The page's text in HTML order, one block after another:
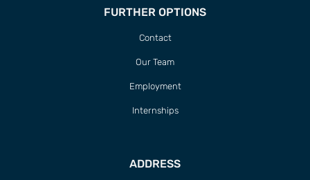
FURTHER OPTIONS
Contact
Our Team
Employment
Internships
ADDRESS